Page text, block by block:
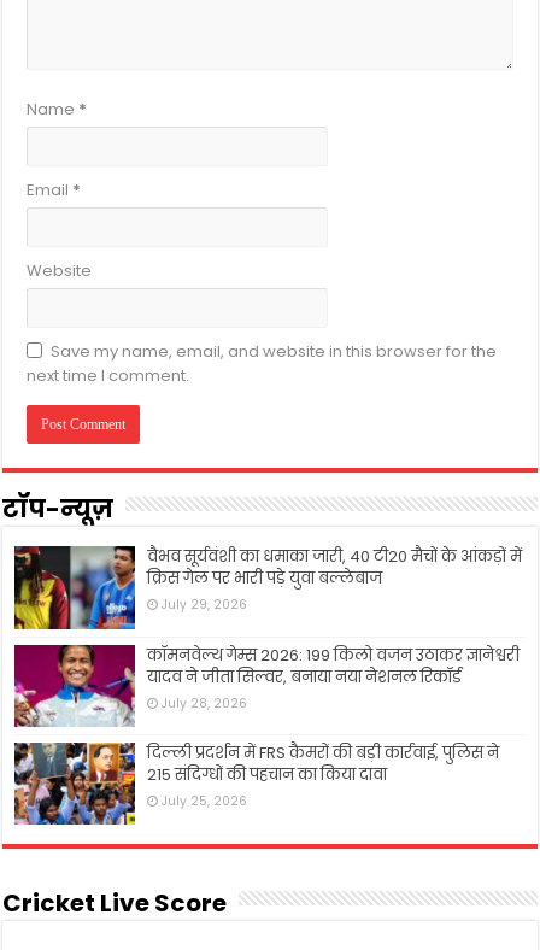
Name *
Email *
Website
Save my name, email, and website in this browser for the
next time I comment.
टॉप-न्यूज़
वैभव सूर्यवंशी का धमाका जारी, 40 टी20 मैचों के आंकड़ों में
क्रिस गेल पर भारी पड़े युवा बल्लेबाज
July 29, 2026
कॉमनवेल्थ गेम्स 2026: 199 किलो वजन उठाकर ज्ञानेश्वरी
यादव ने जीता सिल्वर, बनाया नया नेशनल रिकॉर्ड
July 28, 2026
दिल्ली प्रदर्शन में FRS कैमरों की बड़ी कार्रवाई, पुलिस ने
215 संदिग्धों की पहचान का किया दावा
July 25, 2026
Cricket Live Score